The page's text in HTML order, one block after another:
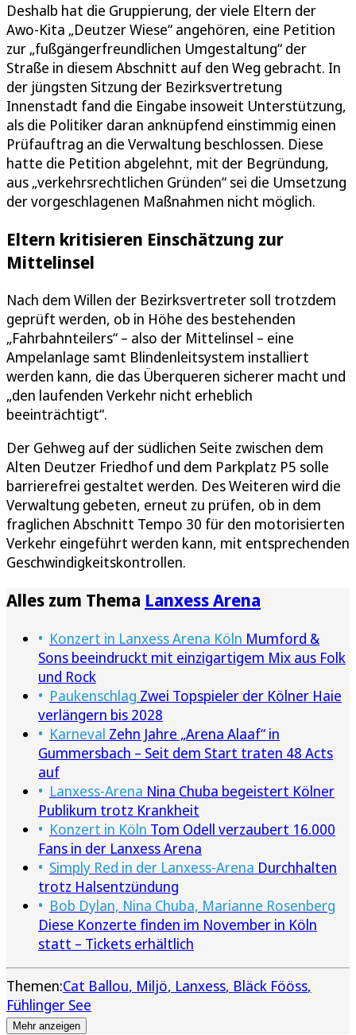
Deshalb hat die Gruppierung, der viele Eltern der
Awo-Kita „Deutzer Wiese“ angehören, eine Petition
zur „fußgängerfreundlichen Umgestaltung“ der
Straße in diesem Abschnitt auf den Weg gebracht. In
der jüngsten Sitzung der Bezirksvertretung
Innenstadt fand die Eingabe insoweit Unterstützung,
als die Politiker daran anknüpfend einstimmig einen
Prüfauftrag an die Verwaltung beschlossen. Diese
hatte die Petition abgelehnt, mit der Begründung,
aus „verkehrsrechtlichen Gründen“ sei die Umsetzung
der vorgeschlagenen Maßnahmen nicht möglich.
Eltern kritisieren Einschätzung zur
Mittelinsel
Nach dem Willen der Bezirksvertreter soll trotzdem
geprüft werden, ob in Höhe des bestehenden
„Fahrbahnteilers“ – also der Mittelinsel – eine
Ampelanlage samt Blindenleitsystem installiert
werden kann, die das Überqueren sicherer macht und
„den laufenden Verkehr nicht erheblich
beeinträchtigt“.
Der Gehweg auf der südlichen Seite zwischen dem
Alten Deutzer Friedhof und dem Parkplatz P5 solle
barrierefrei gestaltet werden. Des Weiteren wird die
Verwaltung gebeten, erneut zu prüfen, ob in dem
fraglichen Abschnitt Tempo 30 für den motorisierten
Verkehr eingeführt werden kann, mit entsprechenden
Geschwindigkeitskontrollen.
Alles zum Thema Lanxess Arena
Konzert in Lanxess Arena Köln Mumford &
Sons beeindruckt mit einzigartigem Mix aus Folk
und Rock
Paukenschlag Zwei Topspieler der Kölner Haie
verlängern bis 2028
Karneval Zehn Jahre „Arena Alaaf“ in
Gummersbach – Seit dem Start traten 48 Acts
auf
Lanxess-Arena Nina Chuba begeistert Kölner
Publikum trotz Krankheit
Konzert in Köln Tom Odell verzaubert 16.000
Fans in der Lanxess Arena
Simply Red in der Lanxess-Arena Durchhalten
trotz Halsentzündung
Bob Dylan, Nina Chuba, Marianne Rosenberg
Diese Konzerte finden im November in Köln
statt – Tickets erhältlich
Themen:Cat Ballou Miljö Lanxess Bläck Fööss
Fühlinger See
Mehr anzeigen